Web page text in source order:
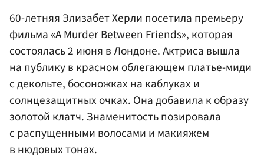
60-летняя Элизабет Херли посетила премьеру
фильма «A Murder Between Friends», которая
состоялась 2 июня в Лондоне. Актриса вышла
на публику в красном облегающем платье-миди
с декольте, босоножках на каблуках и
солнцезащитных очках. Она добавила к образу
золотой клатч. Знаменитость позировала
с распущенными волосами и макияжем
в нюдовых тонах.